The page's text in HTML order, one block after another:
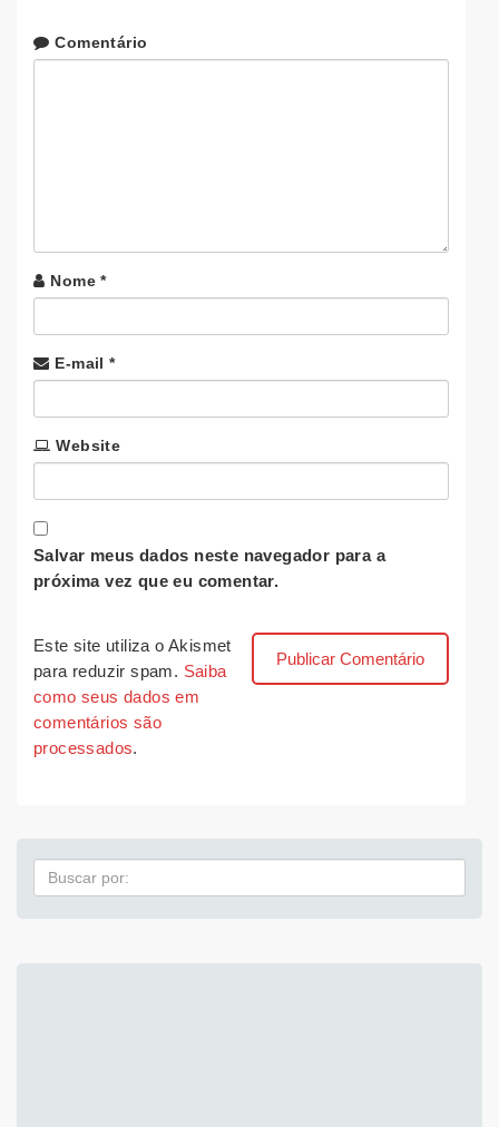
Comentário
Nome *
E-mail *
Website
Salvar meus dados neste navegador para a
próxima vez que eu comentar.
Este site utiliza o Akismet
para reduzir spam. Saiba
como seus dados em
comentários são
processados.
Pesquisa